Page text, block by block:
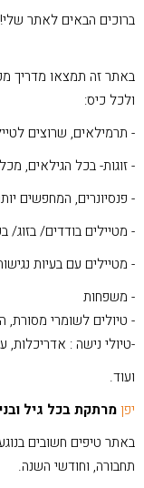
ברוכים הבאים לאתר שלי! Irashaimase
באתר זה תמצאו מדריך
ולכל כיס:
- תרמילאים, שרוצים
- זוגות- בכל הגילאים,
- פנסיונרים, המחפשים
- מטיילים בודדים/ בזוג/
- מטיילים עם בעיות
- משפחות
- טיולים לשומרי
-טיולי נישה : אדריכלות,
ועוד.
יפןמרתקת בכל גיל
באתר טיפים חשובים
תחבורה, וחודשי השנה.